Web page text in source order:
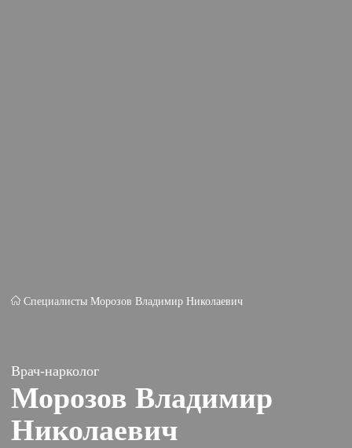
Специалисты Морозов Владимир Николаевич
Врач-нарколог
Морозов Владимир
Николаевич